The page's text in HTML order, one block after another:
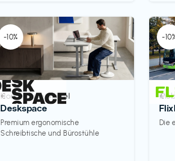
-10%
Homeoffice Möbel
Deskspace
Premium ergonomische
Schreibtische und Bürostühle
€‎
-
Die
€‎